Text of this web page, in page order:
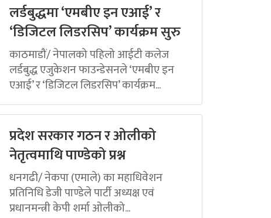
लर्डबुद्धमा ‘एमबीए इन एआई’ र
‘डिजिटल लिडरसिप’ कार्यक्रम सुरु
काठमाडौं/ नेपालको पहिलो आईटी कलेज
लर्डबुद्ध एजुकेशन फाउन्डेसनले ‘एमबीए इन
एआई’ र ‘डिजिटल लिडरसिप’ कार्यक्रम...
प्रदेश सरकार गठन र ओलीको
नेतृत्वमाथि पाण्डेको प्रश्न
धनगढी/ नेकपा (एमाले) का महाधिवेशन
प्रतिनिधि डेजी पाण्डेले पार्टी अध्यक्ष एवं
प्रधानमन्त्री केपी शर्मा ओलीको...